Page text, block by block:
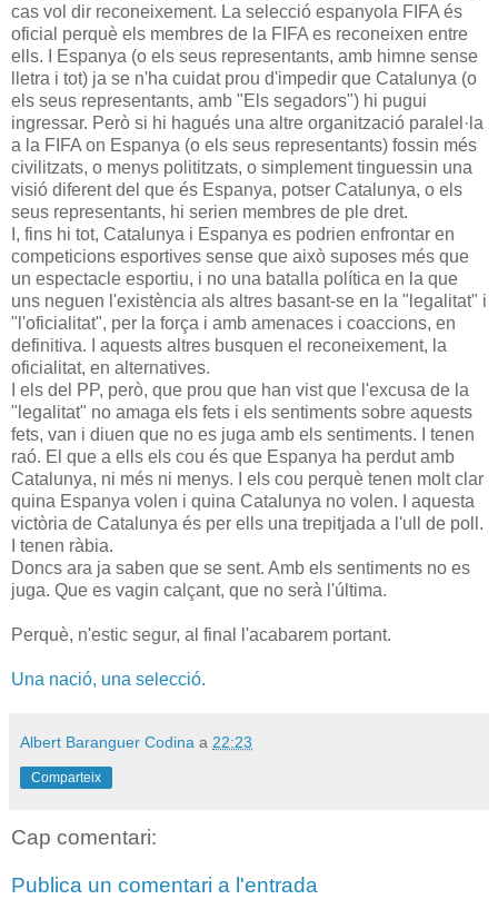
cas vol dir reconeixement. La selecció espanyola FIFA és
oficial perquè els membres de la FIFA es reconeixen entre
ells. I Espanya (o els seus representants, amb himne sense
lletra i tot) ja se n'ha cuidat prou d'impedir que Catalunya (o
els seus representants, amb "Els segadors") hi pugui
ingressar. Però si hi hagués una altre organització paralel·la
a la FIFA on Espanya (o els seus representants) fossin més
civilitzats, o menys polititzats, o simplement tinguessin una
visió diferent del que és Espanya, potser Catalunya, o els
seus representants, hi serien membres de ple dret.
I, fins hi tot, Catalunya i Espanya es podrien enfrontar en
competicions esportives sense que això suposes més que
un espectacle esportiu, i no una batalla política en la que
uns neguen l'existència als altres basant-se en la "legalitat" i
"l'oficialitat", per la força i amb amenaces i coaccions, en
definitiva. I aquests altres busquen el reconeixement, la
oficialitat, en alternatives.
I els del PP, però, que prou que han vist que l'excusa de la
"legalitat" no amaga els fets i els sentiments sobre aquests
fets, van i diuen que no es juga amb els sentiments. I tenen
raó. El que a ells els cou és que Espanya ha perdut amb
Catalunya, ni més ni menys. I els cou perquè tenen molt clar
quina Espanya volen i quina Catalunya no volen. I aquesta
victòria de Catalunya és per ells una trepitjada a l'ull de poll.
I tenen ràbia.
Doncs ara ja saben que se sent. Amb els sentiments no es
juga. Que es vagin calçant, que no serà l'última.
Perquè, n'estic segur, al final l'acabarem portant.
Una nació, una selecció.
Albert Baranguer Codina a 22:23
Comparteix
Cap comentari:
Publica un comentari a l'entrada